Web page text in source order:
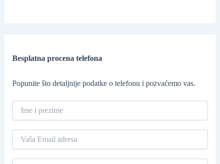
Besplatna procena telefona
Popunite što detaljnije podatke o telefonu i pozvaćemo vas.